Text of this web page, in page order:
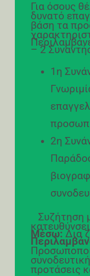
Για όσους
δυνατό
βάση τα
– 2
1η
2η
Συζήτηση
Μέσω: Δια
προτάσεις